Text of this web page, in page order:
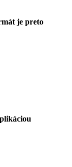
je preto